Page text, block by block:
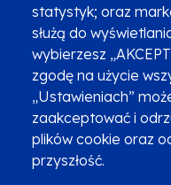
statystyk; oraz
służą do
wybierzesz
zgodę na użycie
„Ustawieniach”
zaakceptować i
plików cookie oraz
przyszłość.
Zobacz inne programy
Deklaracja dostępności
Przetwarzanie danych